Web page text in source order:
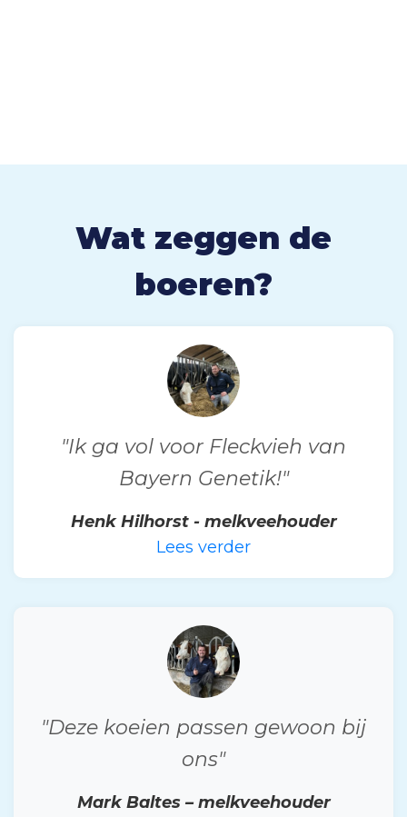
Wat zeggen de
boeren?
"Ik ga vol voor Fleckvieh van
Bayern Genetik!"
Henk Hilhorst - melkveehouder
Lees verder
"Deze koeien passen gewoon bij
ons"
Mark Baltes – melkveehouder